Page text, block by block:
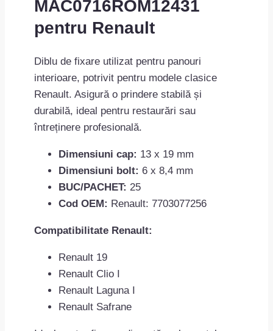
MAC0716ROM12431
pentru Renault
Diblu de fixare utilizat pentru panouri
interioare, potrivit pentru modele clasice
Renault. Asigură o prindere stabilă și
durabilă, ideal pentru restaurări sau
întreținere profesională.
Dimensiuni cap: 13 x 19 mm
Dimensiuni bolt: 6 x 8,4 mm
BUC/PACHET: 25
Cod OEM: Renault: 7703077256
Compatibilitate Renault:
Renault 19
Renault Clio I
Renault Laguna I
Renault Safrane